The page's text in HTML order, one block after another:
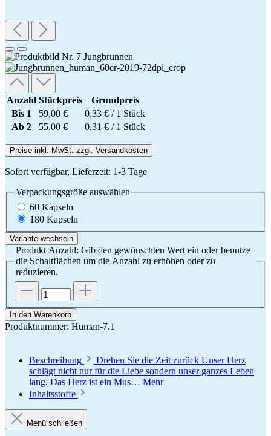
Anzahl Stückpreis
Grundpreis
Bis 1 59,00 €
0,33 € / 1 Stück
Ab 2 55,00 € 0,31 € / 1 Stück
Preise inkl. MwSt. zzgl. Versandkosten
Sofort verfügbar, Lieferzeit: 1-3 Tage
Verpackungsgröße auswählen
60 Kapseln
180 Kapseln
Produkt Anzahl: Gib den gewünschten Wert ein oder benutze
die Schaltflächen um die Anzahl zu erhöhen oder zu
reduzieren.
In den Warenkorb
Produktnummer: Human-7.1
Beschreibung
Drehen Sie die Zeit zurück Unser Herz
schlägt nicht nur für die Liebe sondern unser ganzes Leben
lang. Das Herz ist ein Mus… Mehr
Inhaltsstoffe
Menü schließen